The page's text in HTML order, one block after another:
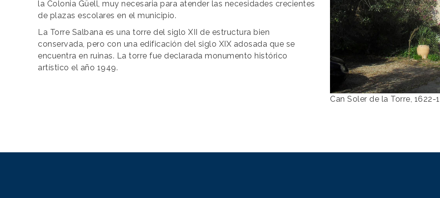
Can Soler de la Torre, 1622-
la Colonia Güell, muy necesaria para atender las necesidades crecientes
de plazas escolares en el municipio.
La Torre Salbana es una torre del siglo XII de estructura bien
conservada, pero con una edificación del siglo XIX adosada que se
encuentra en ruinas. La torre fue declarada monumento histórico
artístico el año 1949.